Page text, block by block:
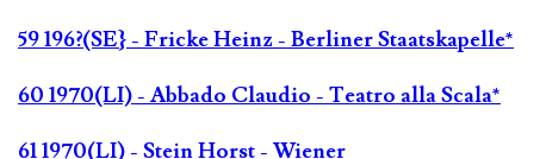
59 196?(SE} - Fricke Heinz - Berliner Staatskapelle*
60 1970(LI) - Abbado Claudio - Teatro alla Scala*
61 1970(LI) - Stein Horst - Wiener